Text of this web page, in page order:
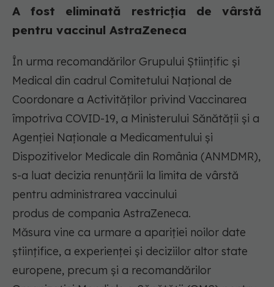
A fost eliminată restricția de vârstă
pentru vaccinul AstraZeneca
În urma recomandărilor Grupului Științific și
Medical din cadrul Comitetului Național de
Coordonare a Activităților privind Vaccinarea
împotriva COVID-19, a Ministerului Sănătății și a
Agenției Naționale a Medicamentului și
Dispozitivelor Medicale din România (ANMDMR),
s-a luat decizia renunțării la limita de vârstă
pentru administrarea vaccinului
produs de compania AstraZeneca.
Măsura vine ca urmare a apariției noilor date
științifice, a experienței și deciziilor altor state
europene, precum și a recomandărilor